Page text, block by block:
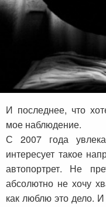
И последнее, что
мое наблюдение.
С 2007 года
интересует такое
автопортрет. Не
абсолютно не хочу
как люблю это дело.